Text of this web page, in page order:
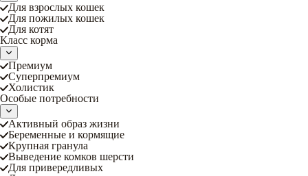
Для взрослых кошек
Для пожилых кошек
Для котят
Класс корма
Премиум
Суперпремиум
Холистик
Особые потребности
Активный образ жизни
Беременные и кормящие
Крупная гранула
Выведение комков шерсти
Для привередливых